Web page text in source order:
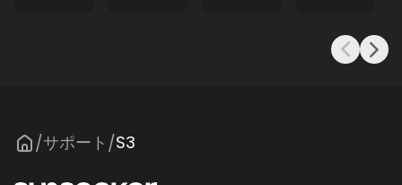
/サポート /S3